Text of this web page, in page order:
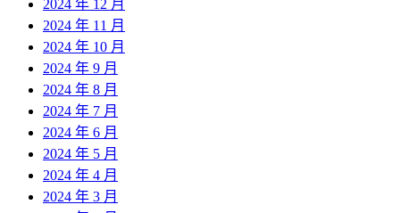
2024 年 12 月
2024 年 11 月
2024 年 10 月
2024 年 9 月
2024 年 8 月
2024 年 7 月
2024 年 6 月
2024 年 5 月
2024 年 4 月
2024 年 3 月